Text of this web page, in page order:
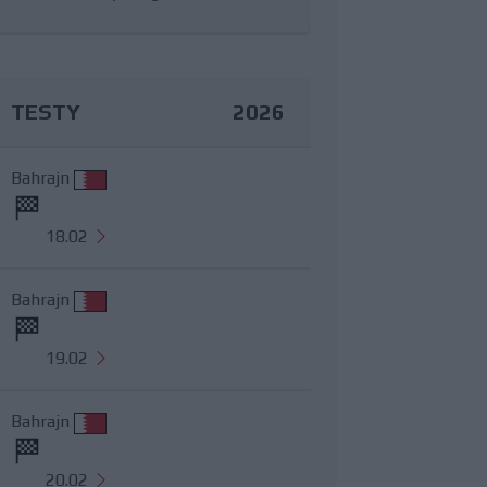
TESTY 2026
Bahrajn
18.02
Bahrajn
19.02
Bahrajn
20.02